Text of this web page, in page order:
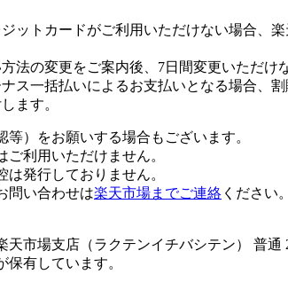
ットカードがご利用いただけない場合、
法の変更をご案内後、7日間変更いただけ
ス一括払いによるお支払いとなる場合、
ます。
）をお願いする場合もございます。
利用いただけません。
発行しておりません。
問い合わせは楽天市場までご連絡 ください。
天市場支店（ラクテンイチバシテン） 普通
有しています。